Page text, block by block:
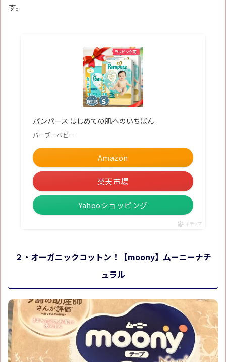
す。
パンパース はじめての肌へのいちばん
バーブーベビー
Amazon
楽天市場
Yahooショッピング
ポチップ
２・オーガニックコットン！【moony】ムーニーナチ
ュラル